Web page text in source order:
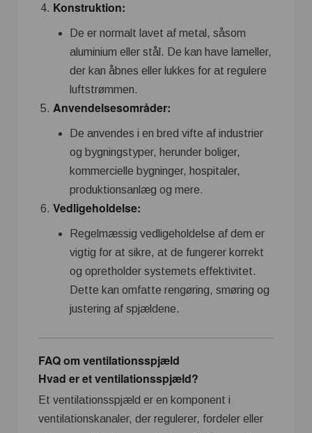
Konstruktion:
De er normalt lavet af metal, såsom
aluminium eller stål. De kan have lameller,
der kan åbnes eller lukkes for at regulere
luftstrømmen.
Anvendelsesområder:
De anvendes i en bred vifte af industrier
og bygningstyper, herunder boliger,
kommercielle bygninger, hospitaler,
produktionsanlæg og mere.
Vedligeholdelse:
Regelmæssig vedligeholdelse af dem er
vigtig for at sikre, at de fungerer korrekt
og opretholder systemets effektivitet.
Dette kan omfatte rengøring, smøring og
justering af spjældene.
FAQ om ventilationsspjæld
Hvad er et ventilationsspjæld?
Et ventilationsspjæld er en komponent i
ventilationskanaler, der regulerer, fordeler eller